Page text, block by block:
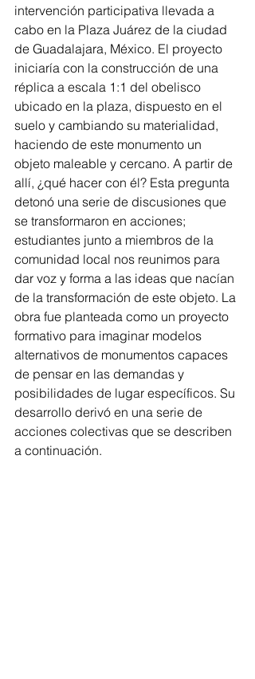
intervención participativa llevada a
cabo en la Plaza Juárez de la ciudad
de Guadalajara, México. El proyecto
iniciaría con la construcción de una
réplica a escala 1:1 del obelisco
ubicado en la plaza, dispuesto en el
suelo y cambiando su materialidad,
haciendo de este monumento un
objeto maleable y cercano. A partir de
allí, ¿qué hacer con él? Esta pregunta
detonó una serie de discusiones que
se transformaron en acciones;
estudiantes junto a miembros de la
comunidad local nos reunimos para
dar voz y forma a las ideas que nacían
de la transformación de este objeto. La
obra fue planteada como un proyecto
formativo para imaginar modelos
alternativos de monumentos capaces
de pensar en las demandas y
posibilidades de lugar específicos. Su
desarrollo derivó en una serie de
acciones colectivas que se describen
a continuación.